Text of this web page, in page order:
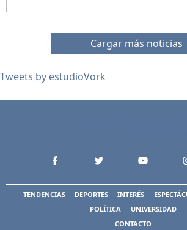
Cargar más noticias
Tweets by estudioVork
TENDENCIAS DEPORTES INTERÉS
POLÍTICA
UNIVERSIDAD
CONTACTO